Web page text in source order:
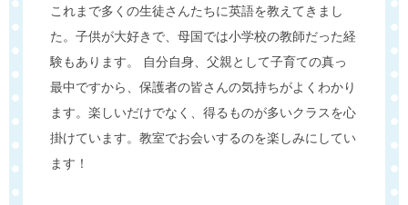
これまで多くの生徒さんたちに英語を教えてきまし
た。子供が大好きで、母国では小学校の教師だった経
験もあります。 自分自身、父親として子育ての真っ
最中ですから、保護者の皆さんの気持ちがよくわかり
ます。楽しいだけでなく、得るものが多いクラスを心
掛けています。教室でお会いするのを楽しみにしてい
ます！